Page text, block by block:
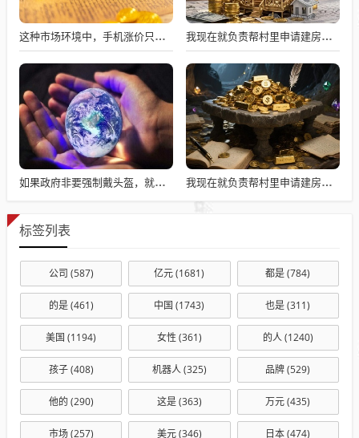
这种市场环境中，手机涨价只能是手机厂崩盘这一结果 我现在就负责帮村里申请建房的工作，现在村里不是盖不起，是没地没指标！
如果政府非要强制戴头盔，就得先让电动自行车有个放头盔的地方 我现在就负责帮村里申请建房的工作，现在村里不是盖不起，是没地没指标！
标签列表
公司 (587) 亿元(1681) 都是(784)
的是(461) 中国 (1743) 也是(311)
美国 (1194) 女性 (361) 的人(1240)
孩子(408) 机器人(325) 品牌(529)
他的 (290) 这是(363) 万元(435)
市场(257) 美元(346) 日本(474)